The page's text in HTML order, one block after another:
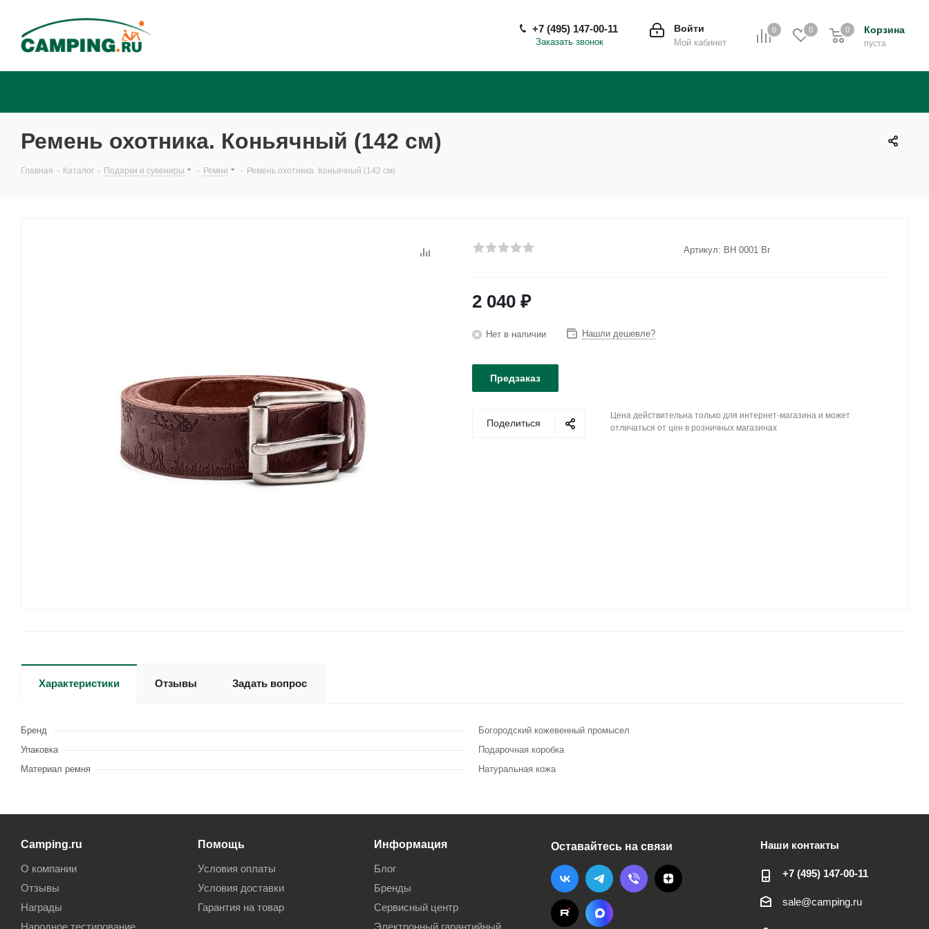
0 0 Корзина
0
пуста
0
Войти
Мой кабинет
+7 (495) 147-00-11
Заказать звонок
Ремень охотника. Коньячный (142 см)
Главная - Каталог - Подарки и сувениры - Ремни - Ремень охотника. Коньячный (142 см)
Артикул: BH 0001 Br
2 040 ₽
Нет в наличии Нашли дешевле?
Предзаказ
Поделиться
Цена действительна только для интернет-магазина и может
отличаться от цен в розничных магазинах
Характеристики Отзывы Задать вопрос
Бренд
Богородский кожевенный промысел
Упаковка
Подарочная коробка
Материал ремня
Натуральная кожа
Camping.ru
О компании
Отзывы
Награды
Народное тестирование
Помощь
Условия оплаты
Условия доставки
Гарантия на товар
Информация
Блог
Бренды
Сервисный центр
Электронный гарантийный
Оставайтесь на связи Наши контакты
+7 (495) 147-00-11
sale@camping.ru